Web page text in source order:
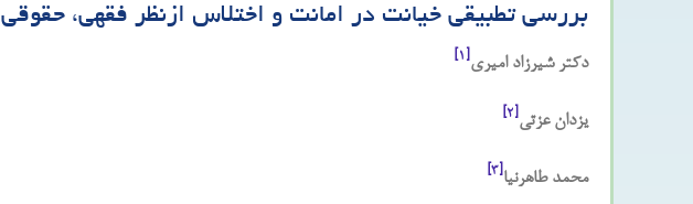
بررسی تطبیقی خیانت در امانت و اختلاس ازنظر فقهی، حقوقی
دکتر شیرزاد امیری[۱]
یزدان عزتی[۲]
محمد طاهرنیا[۳]